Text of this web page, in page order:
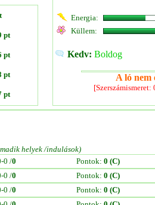
pt
pt
pt
pt
Energia:
Küllem:
Kedv: Boldog
A ló nem
helyek /indulások)
0 /0 Pontok: 0 (C)
0 /0 Pontok: 0 (C)
0 /0 Pontok: 0 (C)